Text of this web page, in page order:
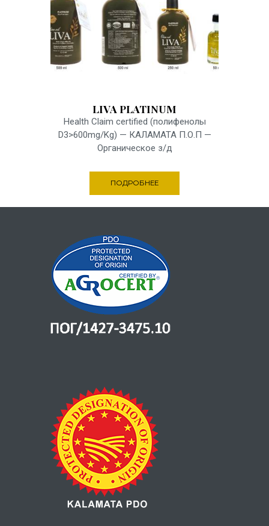
LIVA PLATINUM
Health Claim certified (полифенолы
D3>600mg/Kg) — КАЛАМАТА Π.Ο.Π —
Органическое з/д
ПОДРОБНЕЕ